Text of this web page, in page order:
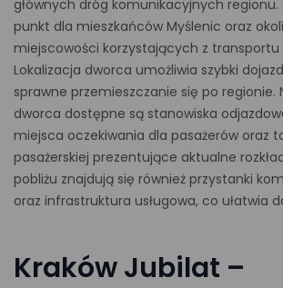
głównych dróg komunikacyjnych regionu.
punkt dla mieszkańców Myślenic oraz
miejscowości korzystających z
Lokalizacja dworca umożliwia szybki
sprawne przemieszczanie się po regionie.
dworca dostępne są stanowiska
miejsca oczekiwania dla pasażerów oraz
pasażerskiej prezentujące aktualne
pobliżu znajdują się również przystanki
oraz infrastruktura usługowa, co ułatwia
Kraków Jubilat –